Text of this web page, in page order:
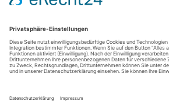
Impressum|Datenschutzerklärung|